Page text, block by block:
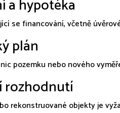
a hypotéka
se financování, včetně
plán
pozemku nebo nového
rozhodnutí
rekonstruované objekty je